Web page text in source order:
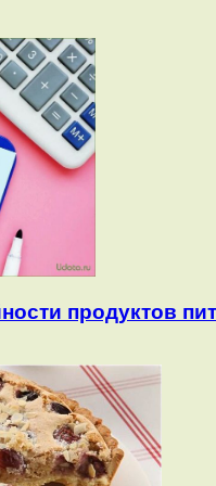
продуктов